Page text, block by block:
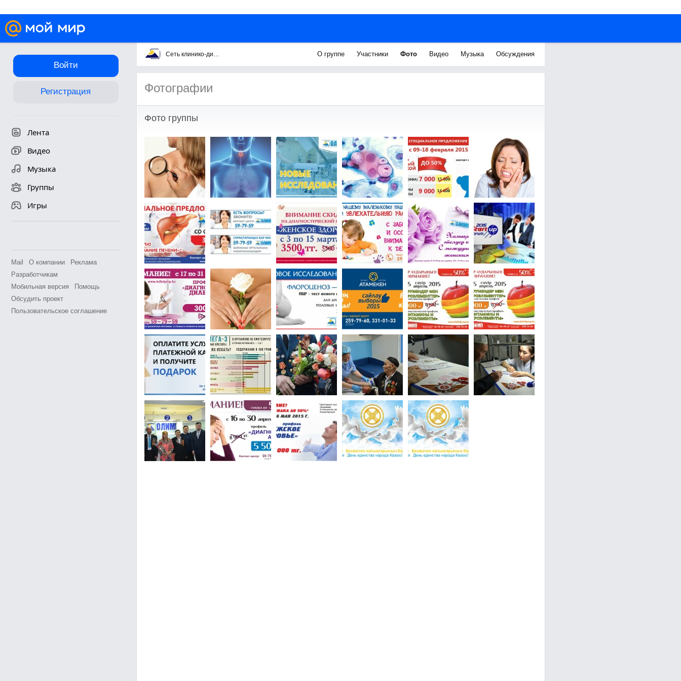
Войти
Регистрация
Лента
Видео
Музыка
Группы
Игры
Mail О компании
Реклама
Разработчикам
Мобильная версия
Помощь
Обсудить проект
Пользовательское соглашение
Сеть клинико-диагностических лабораторий "ОЛИМП" О группе Участники Фото Видео Музыка Обсуждения
Фотографии
Фото группы